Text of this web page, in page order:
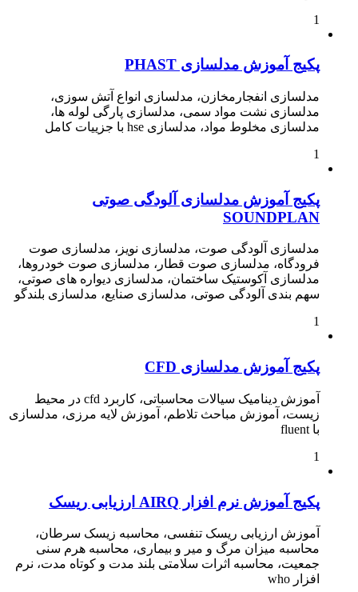
1
پکیج آموزش مدلسازی PHAST
مدلسازی انفجارمخازن، مدلسازی انواع آتش سوزی،
مدلسازی نشت مواد سمی، مدلسازی پارگی لوله ها،
مدلسازی مخلوط مواد، مدلسازی hse با جزییات کامل
1
پکیج آموزش مدلسازی آلودگی صوتی
SOUNDPLAN
مدلسازی آلودگی صوت، مدلسازی نویز، مدلسازی صوت
فرودگاه، مدلسازی صوت قطار، مدلسازی صوت خودروها،
مدلسازی آکوستیک ساختمان، مدلسازی دیواره های صوتی،
سهم بندی آلودگی صوتی، مدلسازی صنایع، مدلسازی بلندگو
1
پکیج آموزش مدلسازی CFD
آموزش دینامیک سیالات محاسباتی، کاربرد cfd در محیط
زیست، آموزش مباحث تلاطم، آموزش لایه مرزی، مدلسازی
با fluent
1
پکیج آموزش نرم افزار AIRQ ارزیابی ریسک
آموزش ارزیابی ریسک تنفسی، محاسبه زیسک سرطان،
محاسبه میزان مرگ و میر و بیماری، محاسبه هرم سنی
جمعیت، محاسبه اثرات سلامتی بلند مدت و کوتاه مدت، نرم
افزار who